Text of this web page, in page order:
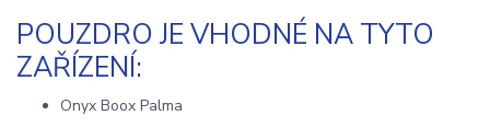
POUZDRO JE VHODNÉ NA TYTO
ZAŘÍZENÍ:
Onyx Boox Palma